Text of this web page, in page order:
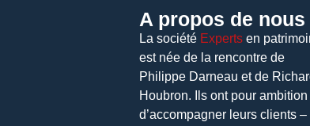
A propos de nous
La société Expertsen
est née de la rencontre de
Philippe Darneau et de
Houbron. Ils ont pour ambition
d’accompagner leurs clients –